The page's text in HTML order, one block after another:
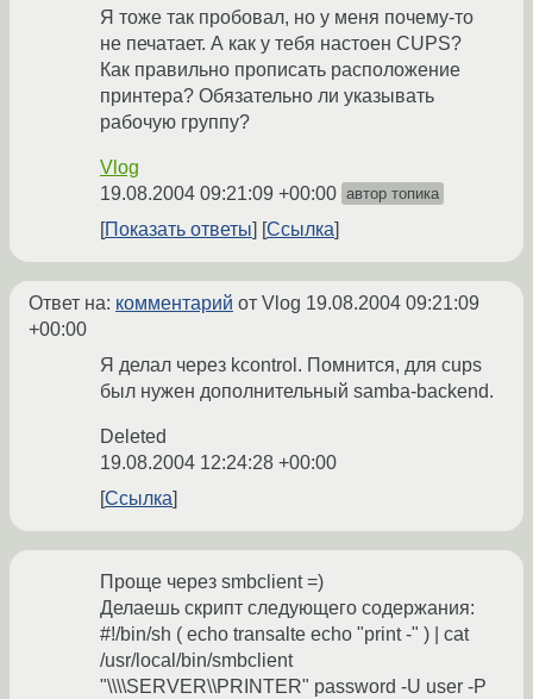
Я тоже так пробовал, но у меня почему-то
не печатает. А как у тебя настоен CUPS?
Как правильно прописать расположение
принтера? Обязательно ли указывать
рабочую группу?
Vlog
19.08.2004 09:21:09 +00:00 автор топика
Показать ответы Ссылка
Ответ на: комментарий от Vlog 19.08.2004 09:21:09
+00:00
Я делал через kcontrol. Помнится, для cups
был нужен дополнительный samba-backend.
Deleted
19.08.2004 12:24:28 +00:00
Ссылка
Проще через smbclient =)
Делаешь скрипт следующего содержания:
#!/bin/sh ( echo transalte echo "print -" ) | cat
/usr/local/bin/smbclient
"\\\\SERVER\\PRINTER" password -U user -P